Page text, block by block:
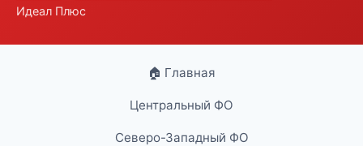
Идеал Плюс
🏠 Главная
Центральный ФО
Северо-Западный ФО